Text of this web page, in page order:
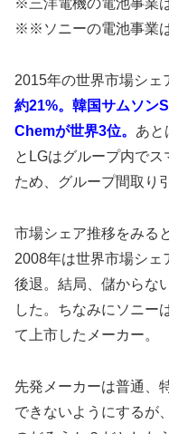
※三洋電機の電池事業
※※ソニーの電池事業
2015年の世界市場シェ
約21%。韓国サムソン
Chemが世界3位。 あと
とLGはグループ内で
ため、グループ間取り
市場シェア推移をみる
2008年は世界市場シェ
後退。結局、儲からな
した。ちなみにソニー
て上市したメーカー。
先発メーカーは普通、
できないようにするが